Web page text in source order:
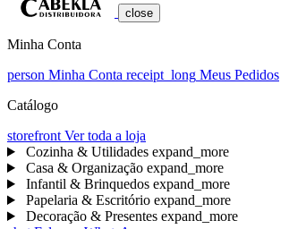
close
Minha Conta
person Minha Conta receipt_long Meus Pedidos
Catálogo
storefront Ver toda a loja
Cozinha & Utilidades expand_more
Casa & Organização expand_more
Infantil & Brinquedos expand_more
Papelaria & Escritório expand_more
Decoração & Presentes expand_more